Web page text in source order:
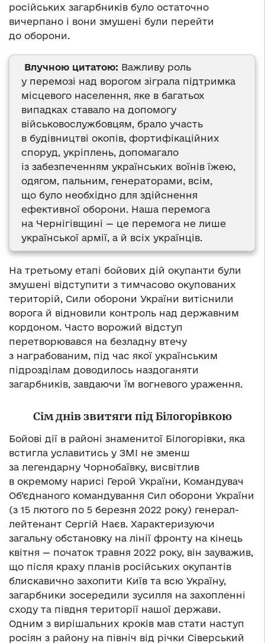
російських загарбників було остаточно
вичерпано і вони змушені були перейти
до оборони.
Влучною цитатою: Важливу роль
у перемозі над ворогом зіграла підтримка
місцевого населення, яке в багатьох
випадках ставало на допомогу
військовослужбовцям, брало участь
в будівництві окопів, фортифікаційних
споруд, укріплень, допомагало
із забезпеченням українських воїнів їжею,
одягом, пальним, генераторами, всім,
що було необхідно для здійснення
ефективної оборони. Наша перемога
на Чернігівщині — це перемога не лише
української армії, а й всіх українців.
На третьому етапі бойових дій окупанти були
змушені відступити з тимчасово окупованих
територій, Сили оборони України витіснили
ворога й відновили контроль над державним
кордоном. Часто ворожий відступ
перетворювався на безладну втечу
з награбованим, під час якої українським
підрозділам доводилось наздоганяти
загарбників, завдаючи їм вогневого ураження.
Сім днів звитяги під Білогорівкою
Бойові дії в районі знаменитої Білогорівки, яка
встигла уславитись у ЗМІ не зменш
за легендарну Чорнобаївку, висвітлив
в окремому нарисі Герой України, Командувач
Об’єднаного командування Сил оборони України
(з 15 лютого по 5 березня 2022 року) генерал-
лейтенант Сергій Наєв. Характеризуючи
загальну обстановку на лінії фронту на кінець
квітня — початок травня 2022 року, він зауважив,
що після краху планів російських окупантів
блискавично захопити Київ та всю Україну,
загарбники зосередили зусилля на захопленні
сходу та півдня території нашої держави.
Одним з вирішальних кроків мав стати наступ
росіян з району на північ від річки Сіверський